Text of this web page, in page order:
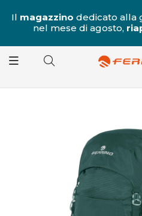
Il magazzino dedicato alla
nel mese di agosto,